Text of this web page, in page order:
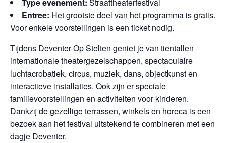
Type evenement: Straattheaterfestival
Entree: Het grootste deel van het programma is gratis.
Voor enkele voorstellingen is een ticket nodig.
Tijdens Deventer Op Stelten geniet je van tientallen
internationale theatergezelschappen, spectaculaire
luchtacrobatiek, circus, muziek, dans, objectkunst en
interactieve installaties. Ook zijn er speciale
familievoorstellingen en activiteiten voor kinderen.
Dankzij de gezellige terrassen, winkels en horeca is een
bezoek aan het festival uitstekend te combineren met een
dagje Deventer.